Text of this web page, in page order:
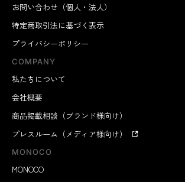
お問い合わせ（個人・法人）
特定商取引法に基づく表示
プライバシーポリシー
COMPANY
私たちについて
会社概要
商品掲載相談（ブランド様向け）
プレスルーム（メディア様向け）
MONOCO
MONOCO